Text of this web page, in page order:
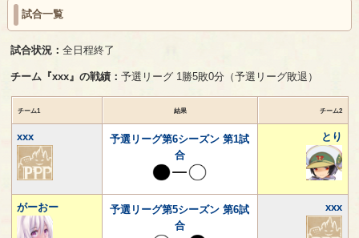
試合一覧
試合状況：全日程終了
チーム『xxx』の戦績：予選リーグ 1勝5敗0分（予選リーグ敗退）
チーム1 結果 チーム2
xxx
予選リーグ第6シーズン 第1試
合
とり
がーおー
予選リーグ第5シーズン 第6試
合
xxx